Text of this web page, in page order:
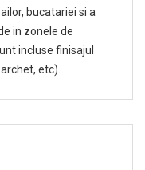
bucatariei si a
in zonele de
incluse finisajul
etc).